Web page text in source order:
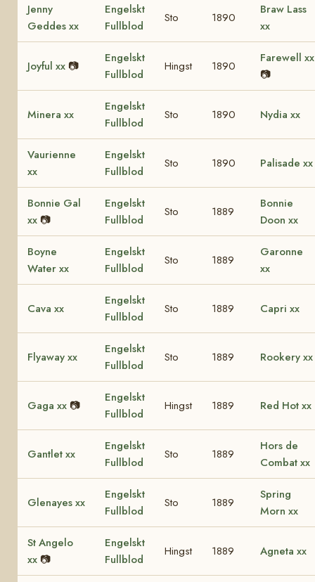
Jenny
Geddes xx
Engelskt
Fullblod
Sto 1890
Braw Lass
xx
Joyful xx 📷
Engelskt
Fullblod
Hingst 1890
Farewell xx
📷
Minera xx
Engelskt
Fullblod
Sto 1890 Nydia xx
Vaurienne
xx
Engelskt
Fullblod
Sto 1890 Palisade xx
Bonnie Gal
xx 📷
Engelskt
Fullblod
Sto 1889
Bonnie
Doon xx
Boyne
Water xx
Engelskt
Fullblod
Sto 1889
Garonne
xx
Cava xx
Engelskt
Fullblod
Sto 1889 Capri xx
Flyaway xx
Engelskt
Fullblod
Sto 1889 Rookery xx
Gaga xx 📷
Engelskt
Fullblod
Hingst 1889 Red Hot xx
Gantlet xx
Engelskt
Fullblod
Sto 1889
Hors de
Combat xx
Glenayes xx
Engelskt
Fullblod
Sto 1889
Spring
Morn xx
St Angelo
xx 📷
Engelskt
Fullblod
Hingst 1889 Agneta xx